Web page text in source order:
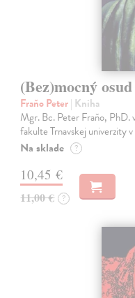
(Bez)mocný osud
Fraňo Peter| Kniha
Mgr. Bc. Peter Fraňo, PhD.
fakulte Trnavskej univerzity v
Na sklade ?
10,45 €
11,00 € ?